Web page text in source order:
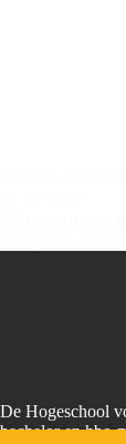
De Hogeschool
bachelor en hbo-